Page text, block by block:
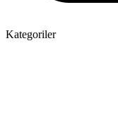
Kategoriler